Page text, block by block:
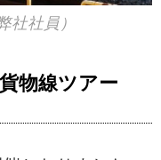
社社員）
物線ツアー